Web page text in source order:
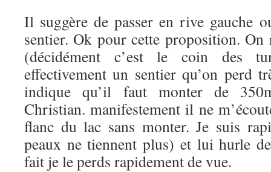
Il suggère de passer en rive gauche
sentier. Ok pour cette proposition. On
(décidément c’est le coin des
effectivement un sentier qu’on perd
indique qu’il faut monter de
Christian. manifestement il ne
flanc du lac sans monter. Je suis
peaux ne tiennent plus) et lui hurle
fait je le perds rapidement de vue.